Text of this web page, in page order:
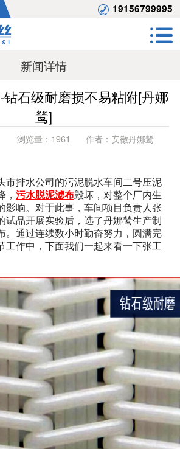
19156799995
新闻详情
石级耐磨损不易粘附[丹娜
鸶]
浏览量： 1961 作者： 安徽丹娜鸶
市排水公司的污泥脱水车间二号压泥
， 污水脱泥滤布毁坏，对整个厂内生
影响。对于此事，车间项目负责人张
试品开展实验后，选了丹娜鸶生产制
。通过连续数小时勤奋努力，圆满完
工作中，下面我们一起来看一下张工